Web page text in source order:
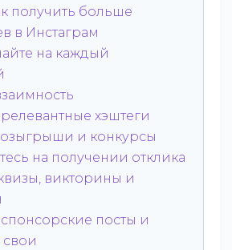
получить больше
в Инстаграм
на каждый
хэштеги
и конкурсы
на получении отклика
викторины и
посты и
свои